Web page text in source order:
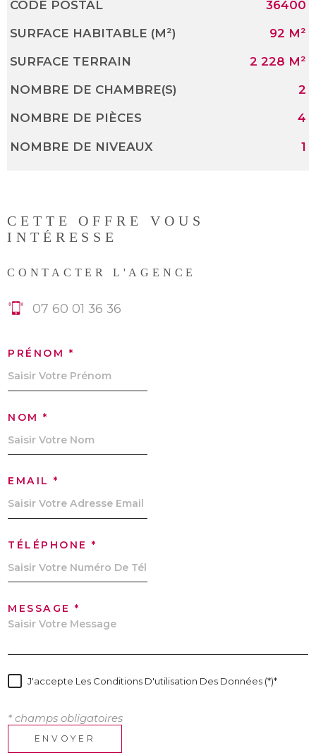
Caractérisque Valeurs
CODE POSTAL 36400
SURFACE HABITABLE (M²) 92 M²
SURFACE TERRAIN 2 228 M²
NOMBRE DE CHAMBRE(S) 2
NOMBRE DE PIÈCES 4
NOMBRE DE NIVEAUX 1
CETTE OFFRE
VOUS
INTÉRESSE
CONTACTER L'AGENCE
07 60 01 36 36
PRÉNOM *
NOM *
EMAIL *
TÉLÉPHONE *
MESSAGE *
J'accepte Les Conditions D'utilisation Des Données (*)*
* champs obligatoires
ENVOYER